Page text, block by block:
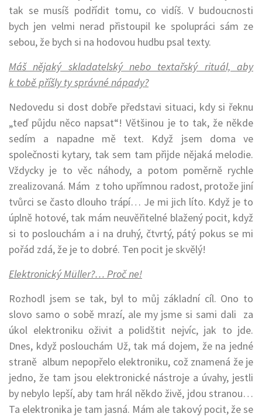
tak se musíš podřídit tomu, co vidíš. V budoucnosti
bych jen velmi nerad přistoupil ke spolupráci sám ze
sebou, že bych si na hodovou hudbu psal texty.
Máš nějaký skladatelský nebo textařský rituál, aby
k tobě příšly ty správné nápady?
Nedovedu si dost dobře představi situaci, kdy si řeknu
„teď půjdu něco napsat“! Většinou je to tak, že někde
sedím a napadne mě text. Když jsem doma ve
společnosti kytary, tak sem tam přijde nějaká melodie.
Vždycky je to věc náhody, a potom poměrně rychle
zrealizovaná. Mám z toho upřímnou radost, protože jiní
tvůrci se často dlouho trápí… Je mi jich líto. Když je to
úplně hotové, tak mám neuvěřitelné blažený pocit, když
si to poslouchám a i na druhý, čtvrtý, pátý pokus se mi
pořád zdá, že je to dobré. Ten pocit je skvělý!
Elektronický Müller?… Proč ne!
Rozhodl jsem se tak, byl to můj základní cíl. Ono to
slovo samo o sobě mrazí, ale my jsme si sami dali za
úkol elektroniku oživit a polidštit nejvíc, jak to jde.
Dnes, když poslouchám Už, tak má dojem, že na jedné
straně album nepopřelo elektroniku, což znamená že je
jedno, že tam jsou elektronické nástroje a úvahy, jestli
by nebylo lepší, aby tam hrál někdo živě, jdou stranou…
Ta elektronika je tam jasná. Mám ale takový pocit, že se